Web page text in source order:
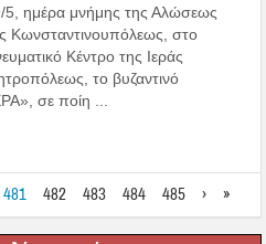
5, ημέρα μνήμης της Αλώσεως
Κωνσταντινουπόλεως, στο
Κέντρο της Ιεράς
το βυζαντινό
σε ποίη ...
481 482 483 484 485 › »